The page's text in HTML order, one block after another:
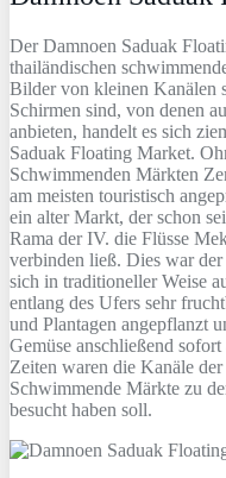
Der Damnoen Saduak
thailändischen
Bilder von kleinen Kanälen
Schirmen sind, von denen
anbieten, handelt es sich
Saduak Floating Market.
Schwimmenden Märkten
am meisten touristisch
ein alter Markt, der schon
Rama der IV. die Flüsse
verbinden ließ. Dies war
sich in traditioneller Weise
entlang des Ufers sehr
und Plantagen angepflanzt
Gemüse anschließend
Zeiten waren die Kanäle
Schwimmende Märkte zu
besucht haben soll.